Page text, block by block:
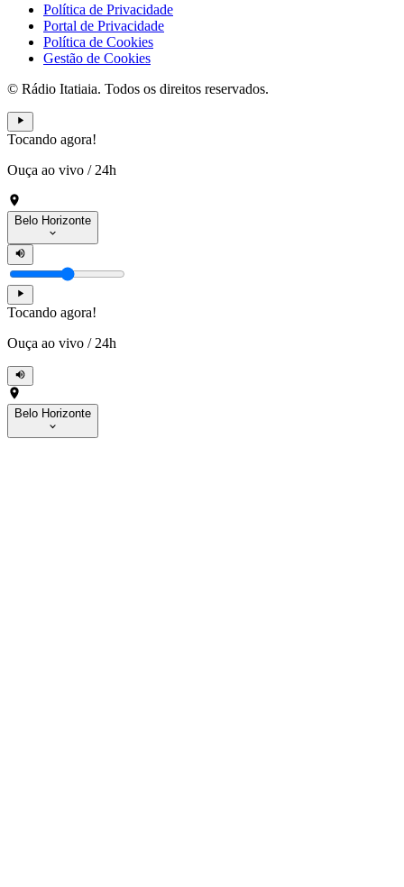
Política de Privacidade
Portal de Privacidade
Política de Cookies
Gestão de Cookies
© Rádio Itatiaia. Todos os direitos reservados.
Tocando agora!
Ouça ao vivo / 24h
Belo Horizonte
Tocando agora!
Ouça ao vivo / 24h
Belo Horizonte